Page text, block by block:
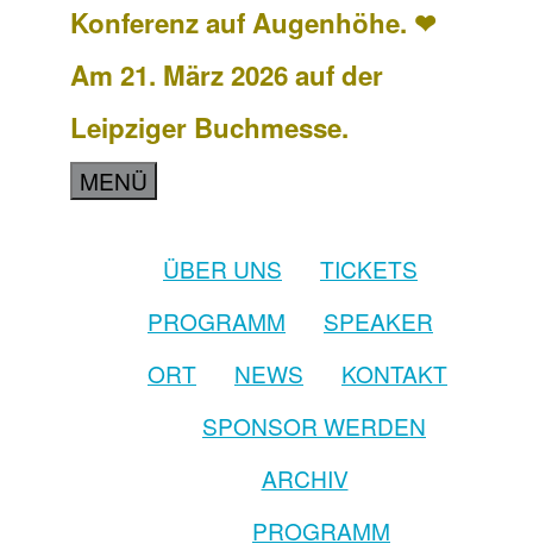
Konferenz auf Augenhöhe. ❤
Am 21. März 2026 auf der
Leipziger Buchmesse.
MENÜ
ÜBER UNS
TICKETS
PROGRAMM
SPEAKER
ORT
NEWS
KONTAKT
SPONSOR WERDEN
ARCHIV
PROGRAMM